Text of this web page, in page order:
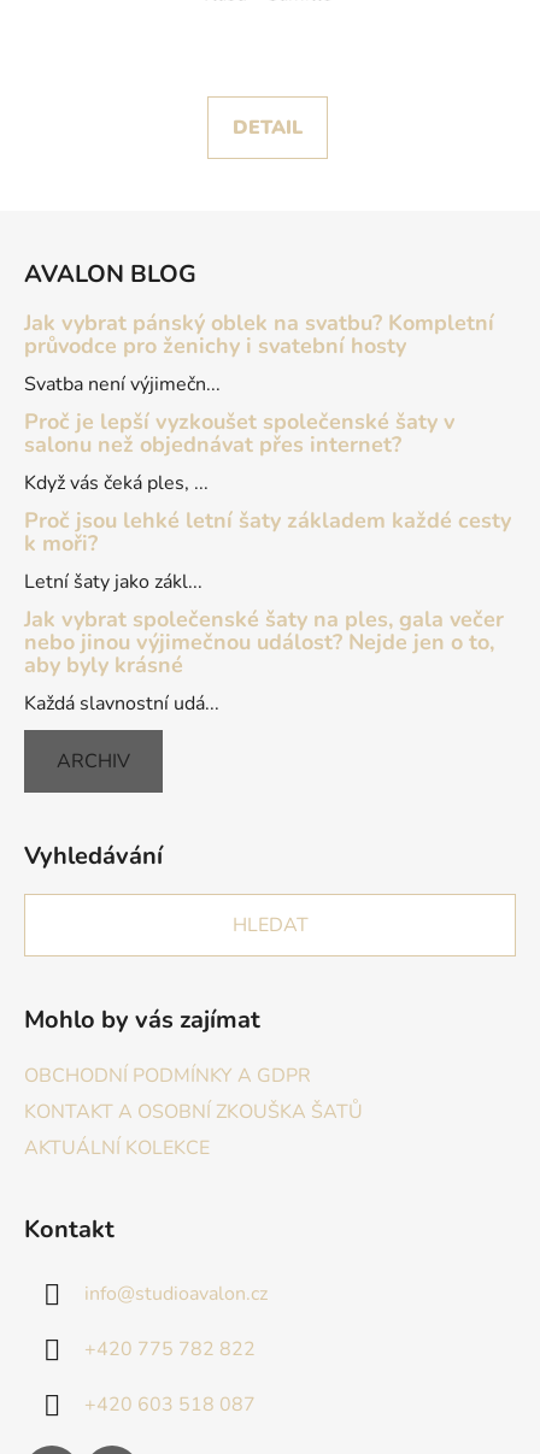
DETAIL
AVALON BLOG
Jak vybrat pánský oblek na svatbu? Kompletní
průvodce pro ženichy i svatební hosty
Svatba není výjimečn...
Proč je lepší vyzkoušet společenské šaty v
salonu než objednávat přes internet?
Když vás čeká ples, ...
Proč jsou lehké letní šaty základem každé cesty
k moři?
Letní šaty jako zákl...
Jak vybrat společenské šaty na ples, gala večer
nebo jinou výjimečnou událost? Nejde jen o to,
aby byly krásné
Každá slavnostní udá...
ARCHIV
Vyhledávání
HLEDAT
Mohlo by vás zajímat
OBCHODNÍ PODMÍNKY A GDPR
KONTAKT A OSOBNÍ ZKOUŠKA ŠATŮ
AKTUÁLNÍ KOLEKCE
Kontakt
info@studioavalon.cz
+420 775 782 822
+420 603 518 087